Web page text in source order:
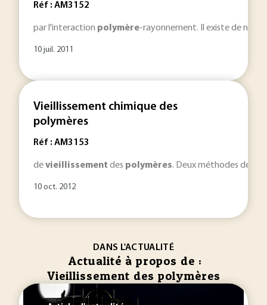
Réf : AM3152
par l'interaction polymère-rayonnement. Il existe de
10 juil. 2011
Vieillissement chimique des
polymères
Réf : AM3153
devieillissement des polymères. Deux méthodes de
10 oct. 2012
DANS L'ACTUALITÉ
Actualité à propos de :
Vieillissement des polymères